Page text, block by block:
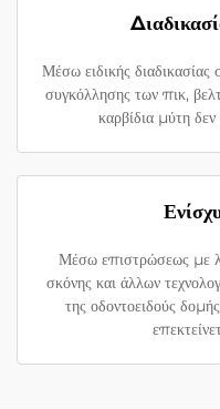
Μέσω ειδικής διαδικασίας
συγκόλλησης των πικ,
καρβίδια μύτη δεν
Μέσω επιστρώσεως με
σκόνης και άλλων
της οδοντοειδούς